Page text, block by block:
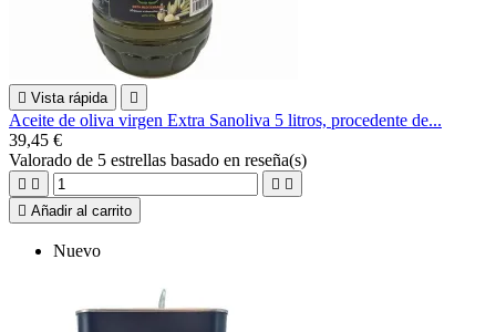
 Vista rápida 
Aceite de oliva virgen Extra Sanoliva 5 litros, procedente de...
39,45 €
Valorado de 5 estrellas basado en reseña(s)
   
 Añadir al carrito
Nuevo